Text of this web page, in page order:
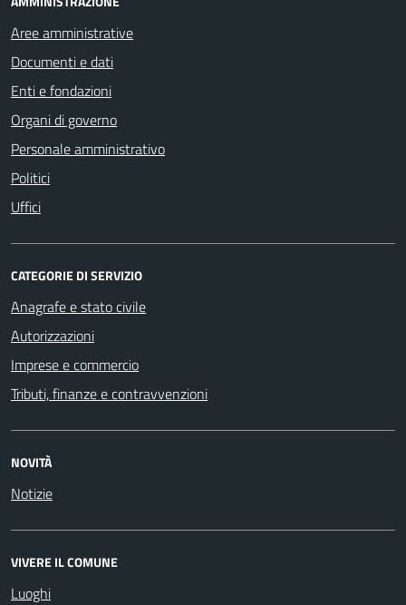
Aree amministrative
Documenti e dati
Enti e fondazioni
Organi di governo
Personale amministrativo
Politici
Uffici
CATEGORIE DI SERVIZIO
Anagrafe e stato civile
Autorizzazioni
Imprese e commercio
Tributi, finanze e contravvenzioni
NOVITÀ
Notizie
VIVERE IL COMUNE
Luoghi